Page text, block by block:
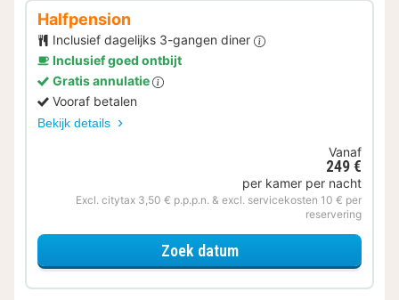
Halfpension
Inclusief dagelijks 3-gangen diner
Inclusief goed ontbijt
Gratis annulatie
Vooraf betalen
Bekijk details
Vanaf
249 €
per kamer per nacht
Excl. citytax 3,50 € p.p.p.n. & excl. servicekosten 10 € per
reservering
Zoek datumvoor Halfpension